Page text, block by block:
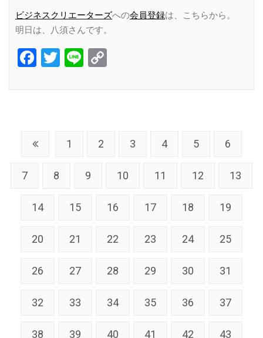
ビジネスクリエーターズへの会員登録は、こちらから。
明日は、八須さんです。
Facebook
Twitter
Line
1 2 3 4 5 6
7 8 9 10 11 12 13
14 15 16 17 18 19
20 21 22 23 24 25
26 27 28 29 30 31
32 33 34 35 36 37
38 39 40 41 42 43